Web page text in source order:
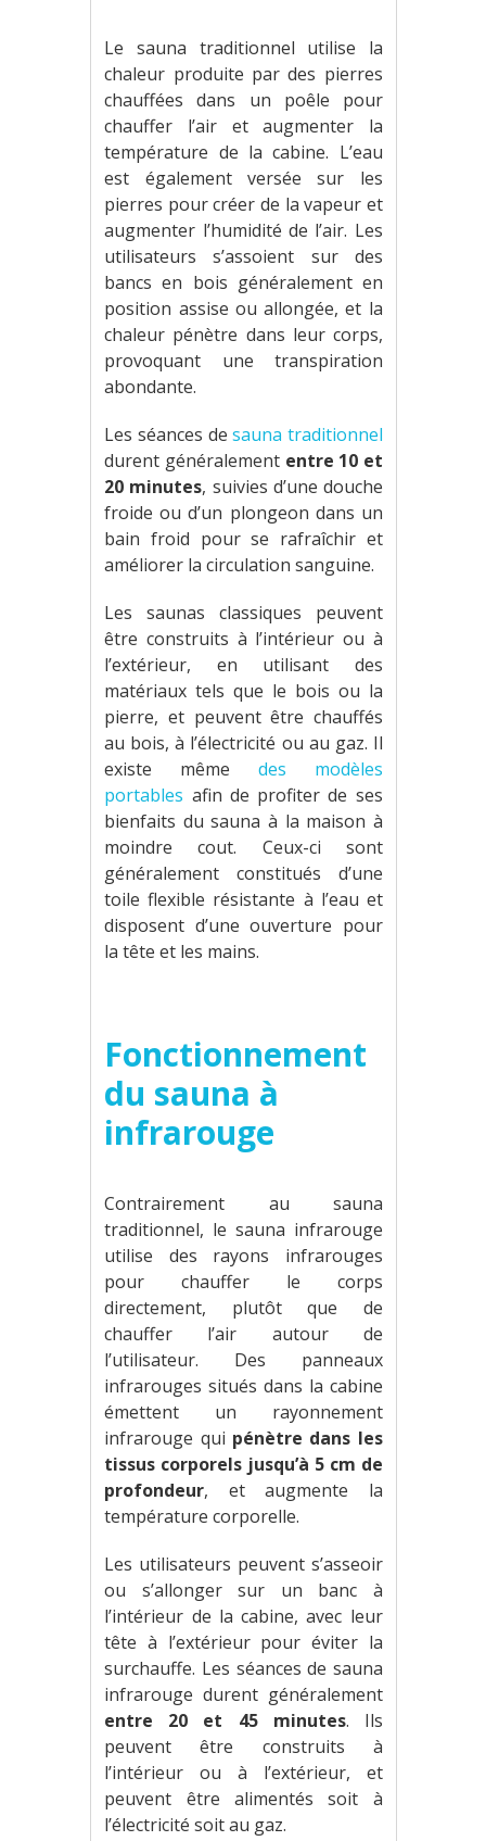
Le sauna traditionnel utilise la
chaleur produite par des pierres
chauffées dans un poêle pour
chauffer l’air et augmenter la
température de la cabine. L’eau
est également versée sur les
pierres pour créer de la vapeur et
augmenter l’humidité de l’air. Les
utilisateurs s’assoient sur des
bancs en bois généralement en
position assise ou allongée, et la
chaleur pénètre dans leur corps,
provoquant une transpiration
abondante.
Les séances desauna traditionnel
durent généralement entre 10 et
20 minutes, suivies d’une douche
froide ou d’un plongeon dans un
bain froid pour se rafraîchir et
améliorer la circulation sanguine.
Les saunas classiques peuvent
être construits à l’intérieur ou à
l’extérieur, en utilisant des
matériaux tels que le bois ou la
pierre, et peuvent être chauffés
au bois, à l’électricité ou au gaz. Il
existe même des modèles
portables afin de profiter de ses
bienfaits du sauna à la maison à
moindre cout. Ceux-ci sont
généralement constitués d’une
toile flexible résistante à l’eau et
disposent d’une ouverture pour
la tête et les mains.
Fonctionnement
du sauna à
infrarouge
Contrairement au sauna
traditionnel, le sauna infrarouge
utilise des rayons infrarouges
pour chauffer le corps
directement, plutôt que de
chauffer l’air autour de
l’utilisateur. Des panneaux
infrarouges situés dans la cabine
émettent un rayonnement
infrarouge qui pénètre dans les
tissus corporels jusqu’à 5 cm de
profondeur, et augmente la
température corporelle.
Les utilisateurs peuvent s’asseoir
ou s’allonger sur un banc à
l’intérieur de la cabine, avec leur
tête à l’extérieur pour éviter la
surchauffe. Les séances de sauna
infrarouge durent généralement
entre 20 et 45 minutes. Ils
peuvent être construits à
l’intérieur ou à l’extérieur, et
peuvent être alimentés soit à
l’électricité soit au gaz.